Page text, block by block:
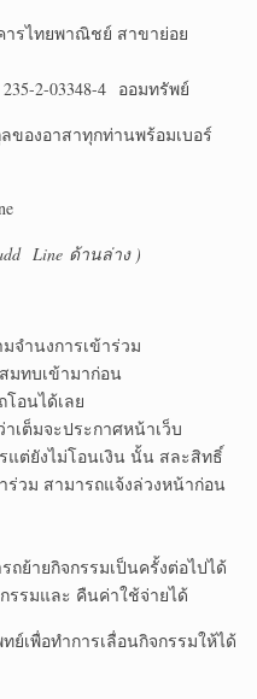
รไทยพาณิชย์ สาขาย่อย
2-03348-4 ออมทรัพย์
องอาสาทุกท่านพร้อมเบอร์
Line ด้านล่าง )
จำนงการเข้าร่วม
มทบเข้ามาก่อน
อนได้เลย
เต็มจะประกาศหน้าเว็บ
แต่ยังไม่โอนเงิน นั้น สละสิทธิ์
ร่วม สามารถแจ้งล่วงหน้าก่อน
ย้ายกิจกรรมเป็นครั้งต่อไปได้
รรมและ คืนค่าใช้จ่ายได้
เพื่อทำการเลื่อนกิจกรรมให้ได้